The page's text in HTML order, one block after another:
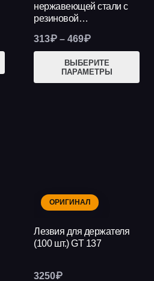
нержавеющей стали с
резиновой…
313₽ – 469₽Диапазон
313₽
ВЫБЕРИТЕ
ПАРАМЕТРЫ
ОРИГИНАЛ
Лезвия для держателя
(100 шт.) GT 137
3250₽